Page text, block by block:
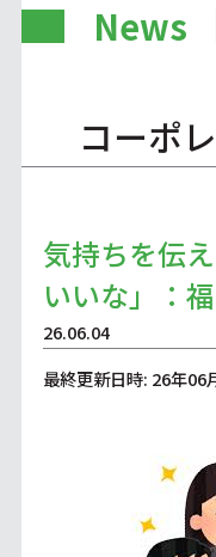
News
コーポ
気持ちを伝
いいな」：
26.06.04
最終更新日時: 26年06